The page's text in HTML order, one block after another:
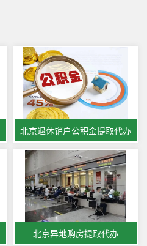
北京退休销户公积金提取代办
北京异地购房提取代办